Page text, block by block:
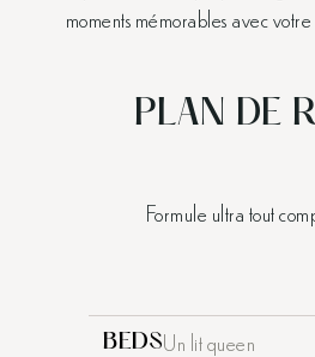
moments mémorables avec
PLAN DE
Formule ultra tout
BEDSUn lit queen